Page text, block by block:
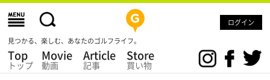
ログイン
見つかる、楽しむ、あなたのゴルフライフ。
Top
トップ
Movie
動画
Article
記事
Store
買い物